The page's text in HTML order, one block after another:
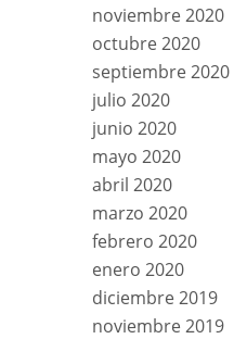
noviembre 2020
octubre 2020
septiembre 2020
julio 2020
junio 2020
mayo 2020
abril 2020
marzo 2020
febrero 2020
enero 2020
diciembre 2019
noviembre 2019